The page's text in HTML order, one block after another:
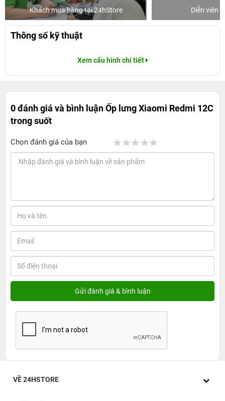
Khách mua hàng tại 24hStore Diễn viên
Thông số kỹ thuật
Xem cấu hình chi tiết
0 đánh giá và bình luậnỐp lưng Xiaomi Redmi 12C
trong suốt
Chọn đánh giá của bạn
VỀ 24HSTORE